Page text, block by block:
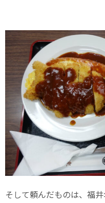
そして頼んだものは、福